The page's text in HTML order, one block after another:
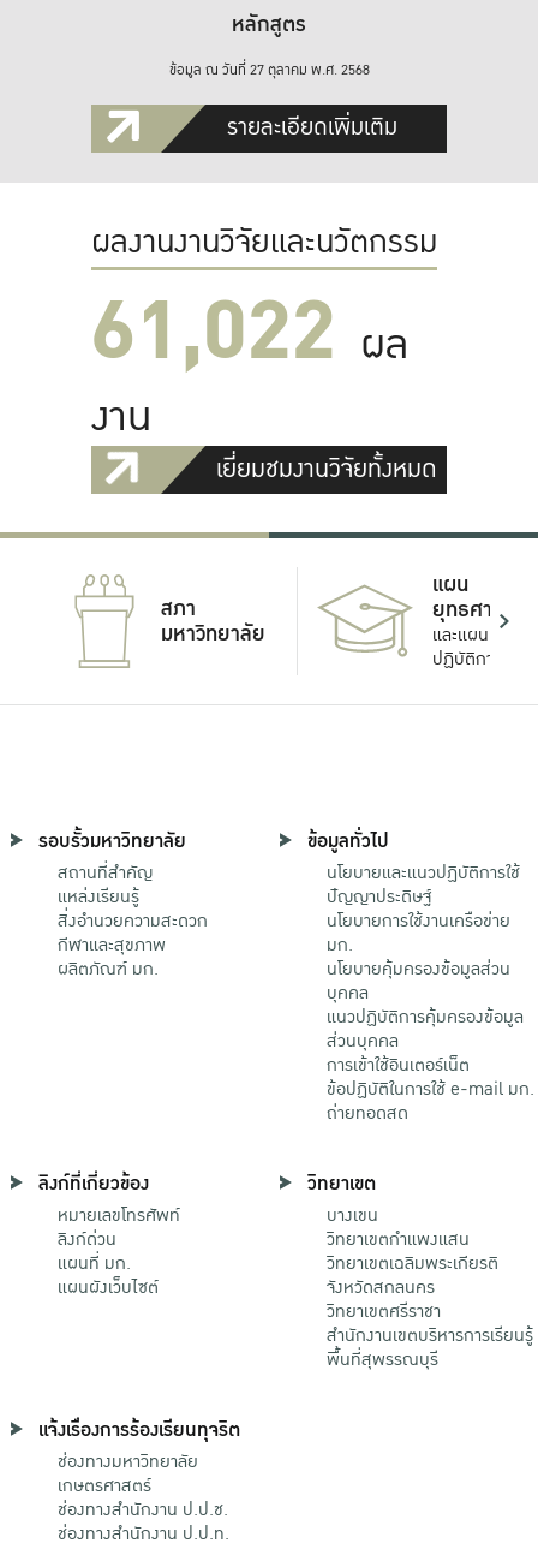
หลักสูตร
ข้อมูล ณ วันที่ 27 ตุลาคม พ.ศ. 2568
รายละเอียดเพิ่มเติม
ผลงานงานวิจัยและนวัตกรรม
61,022 ผล
งาน
เยี่ยมชมงานวิจัยทั้งหมด
สภา
มหาวิทยาลัย
แผน
ยุทธศาสตร์
และแผน
ปฏิบัติการ
รอบรั้วมหาวิทยาลัย
สถานที่สำคัญ
แหล่งเรียนรู้
สิ่งอำนวยความสะดวก
กีฬาและสุขภาพ
ผลิตภัณฑ์ มก.
ข้อมูลทั่วไป
นโยบายและแนวปฏิบัติการใช้
ปัญญาประดิษฐ์
นโยบายการใช้งานเครือข่าย
มก.
นโยบายคุ้มครองข้อมูลส่วน
บุคคล
แนวปฏิบัติการคุ้มครองข้อมูล
ส่วนบุคคล
การเข้าใช้อินเตอร์เน็ต
ข้อปฏิบัติในการใช้ e-mail มก.
ถ่ายทอดสด
ลิงก์ที่เกี่ยวข้อง
หมายเลขโทรศัพท์
ลิงก์ด่วน
แผนที่ มก.
แผนผังเว็บไซต์
วิทยาเขต
บางเขน
วิทยาเขตกําแพงแสน
วิทยาเขตเฉลิมพระเกียรติ
จังหวัดสกลนคร
วิทยาเขตศรีราชา
สำนักงานเขตบริหารการเรียนรู้
พื้นที่สุพรรณบุรี
แจ้งเรื่องการร้องเรียนทุจริต
ช่องทางมหาวิทยาลัย
เกษตรศาสตร์
ช่องทางสำนักงาน ป.ป.ช.
ช่องทางสำนักงาน ป.ป.ท.